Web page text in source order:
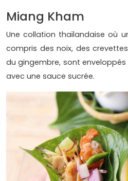
Miang Kham
Une collation thaïlandaise où
compris des noix, des
du gingembre, sont
avec une sauce sucrée.